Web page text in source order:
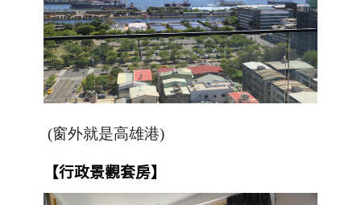
(窗外就是高雄港)
【行政景觀套房】